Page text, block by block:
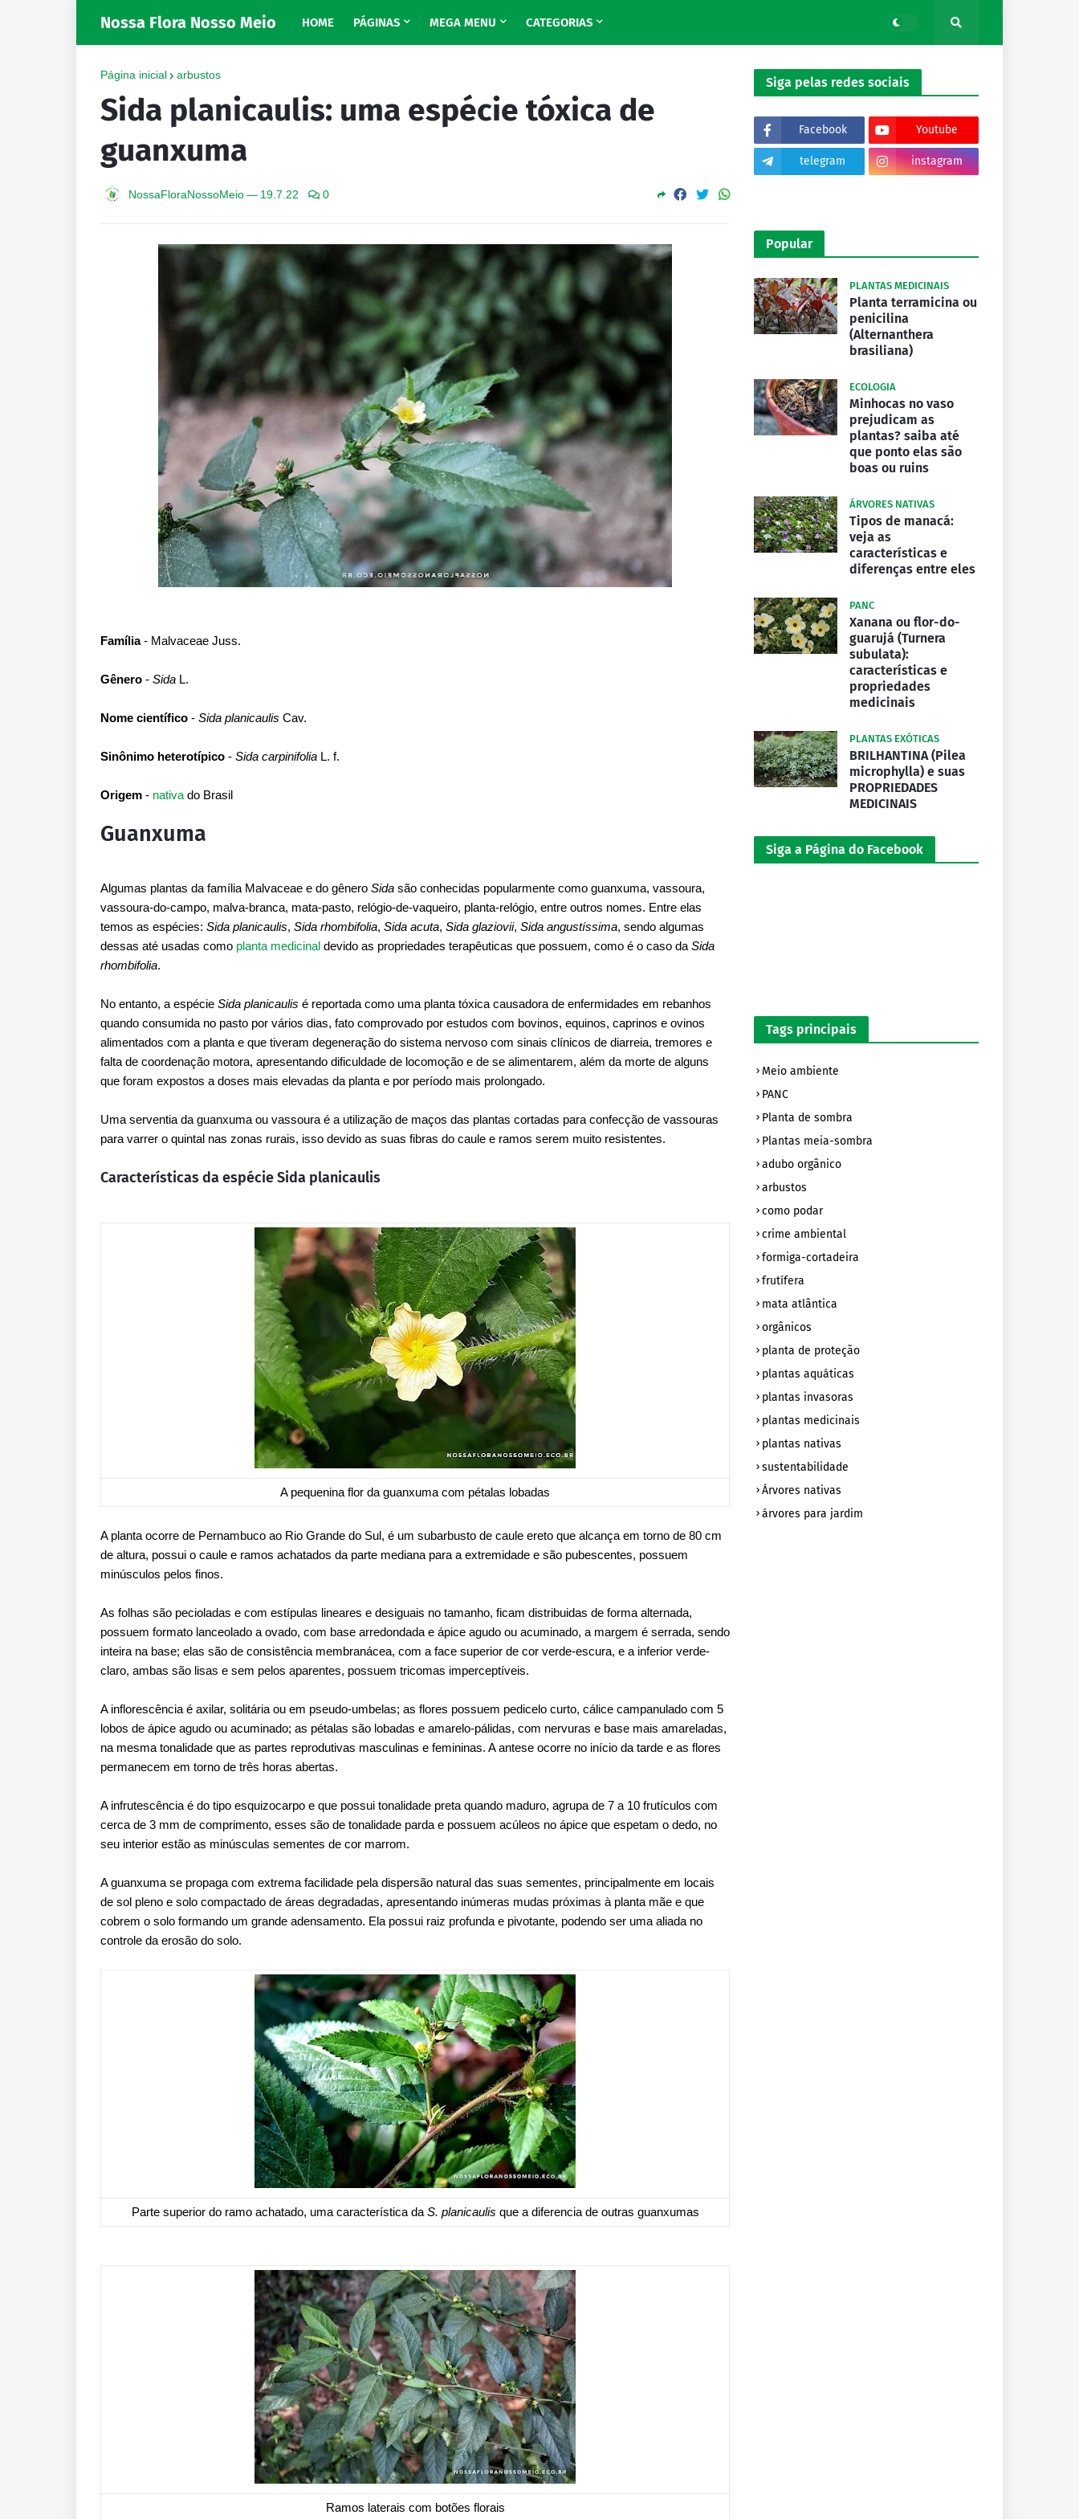
Nossa Flora Nosso Meio HOME PÁGINAS MEGA MENU CATEGORIAS
Página inicial arbustos
Sida planicaulis: uma espécie tóxica de
guanxuma
NossaFloraNossoMeio— 19.7.22 0
Família- Malvaceae Juss.
Gênero - Sida L.
Nome científico - Sida planicaulis Cav.
Sinônimo heterotípico - Sida carpinifolia L. f.
Origem - nativa do Brasil
Guanxuma
Algumas plantas da família Malvaceae e do gênero Sida são conhecidas popularmente como guanxuma, vassoura,
vassoura-do-campo, malva-branca, mata-pasto, relógio-de-vaqueiro, planta-relógio, entre outros nomes. Entre elas
temos as espécies: Sida planicaulis, Sida rhombifolia, Sida acuta, Sida glaziovii, Sida angustíssima, sendo algumas
dessas até usadas como planta medicinal devido as propriedades terapêuticas que possuem, como é o caso da Sida
rhombifolia.
No entanto, a espécie Sida planicaulis é reportada como uma planta tóxica causadora de enfermidades em rebanhos
quando consumida no pasto por vários dias, fato comprovado por estudos com bovinos, equinos, caprinos e ovinos
alimentados com a planta e que tiveram degeneração do sistema nervoso com sinais clínicos de diarreia, tremores e
falta de coordenação motora, apresentando dificuldade de locomoção e de se alimentarem, além da morte de alguns
que foram expostos a doses mais elevadas da planta e por período mais prolongado.
Uma serventia da guanxuma ou vassoura é a utilização de maços das plantas cortadas para confecção de vassouras
para varrer o quintal nas zonas rurais, isso devido as suas fibras do caule e ramos serem muito resistentes.
Características da espécie Sida planicaulis
A pequenina flor da guanxuma com pétalas lobadas
A planta ocorre de Pernambuco ao Rio Grande do Sul, é um subarbusto de caule ereto que alcança em torno de 80 cm
de altura, possui o caule e ramos achatados da parte mediana para a extremidade e são pubescentes, possuem
minúsculos pelos finos.
As folhas são pecioladas e com estípulas lineares e desiguais no tamanho, ficam distribuidas de forma alternada,
possuem formato lanceolado a ovado, com base arredondada e ápice agudo ou acuminado, a margem é serrada, sendo
inteira na base; elas são de consistência membranácea, com a face superior de cor verde-escura, e a inferior verde-
claro, ambas são lisas e sem pelos aparentes, possuem tricomas imperceptíveis.
A inflorescência é axilar, solitária ou em pseudo-umbelas; as flores possuem pedicelo curto, cálice campanulado com 5
lobos de ápice agudo ou acuminado; as pétalas são lobadas e amarelo-pálidas, com nervuras e base mais amareladas,
na mesma tonalidade que as partes reprodutivas masculinas e femininas. A antese ocorre no início da tarde e as flores
permanecem em torno de três horas abertas.
A infrutescência é do tipo esquizocarpo e que possui tonalidade preta quando maduro, agrupa de 7 a 10 frutículos com
cerca de 3 mm de comprimento, esses são de tonalidade parda e possuem acúleos no ápice que espetam o dedo, no
seu interior estão as minúsculas sementes de cor marrom.
A guanxuma se propaga com extrema facilidade pela dispersão natural das suas sementes, principalmente em locais
de sol pleno e solo compactado de áreas degradadas, apresentando inúmeras mudas próximas à planta mãe e que
cobrem o solo formando um grande adensamento. Ela possui raiz profunda e pivotante, podendo ser uma aliada no
controle da erosão do solo.
Parte superior do ramo achatado, uma característica da S. planicaulis que a diferencia de outras guanxumas
Ramos laterais com botões florais
Siga pelas redes sociais
Facebook Youtube
telegram instagram
Popular
PLANTAS MEDICINAIS
Planta terramicina ou
penicilina
(Alternanthera
brasiliana)
ECOLOGIA
Minhocas no vaso
prejudicam as
plantas? saiba até
que ponto elas são
boas ou ruins
ÁRVORES NATIVAS
Tipos de manacá:
veja as
características e
diferenças entre eles
PANC
Xanana ou flor-do-
guarujá (Turnera
subulata):
características e
propriedades
medicinais
PLANTAS EXÓTICAS
BRILHANTINA (Pilea
microphylla) e suas
PROPRIEDADES
MEDICINAIS
Siga a Página do Facebook
Tags principais
Meio ambiente
PANC
Planta de sombra
Plantas meia-sombra
adubo orgânico
arbustos
como podar
crime ambiental
formiga-cortadeira
frutífera
mata atlântica
orgânicos
planta de proteção
plantas aquáticas
plantas invasoras
plantas medicinais
plantas nativas
sustentabilidade
Árvores nativas
árvores para jardim